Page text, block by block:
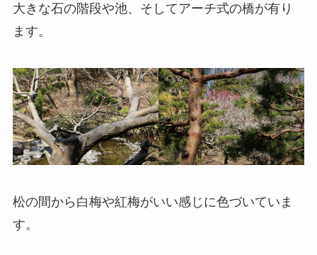
大きな石の階段や池、そしてアーチ式の橋が有り
ます。
松の間から白梅や紅梅がいい感じに色づいていま
す。